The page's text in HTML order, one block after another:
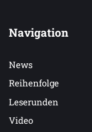
Navigation
News
Reihenfolge
Leserunden
Video